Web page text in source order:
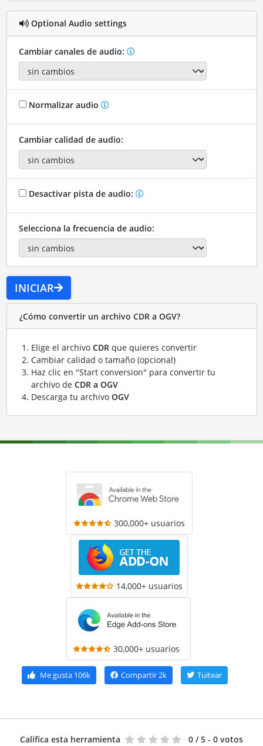
Optional Audio settings
Cambiar canales de audio:
Normalizar audio
Cambiar calidad de audio:
Desactivar pista de audio:
Selecciona la frecuencia de audio:
INICIAR
¿Cómo convertir un archivo CDR a OGV?
Elige el archivo CDRque quieres convertir
Cambiar calidad o tamaño (opcional)
Haz clic en "Start conversion" para convertir tu
archivo de CDR a OGV
Descarga tu archivo OGV
300,000+ usuarios
14,000+ usuarios
30,000+ usuarios
Me gusta106k Compartir2k Tuitear
Califica esta herramienta 0 / 5 - 0 votos